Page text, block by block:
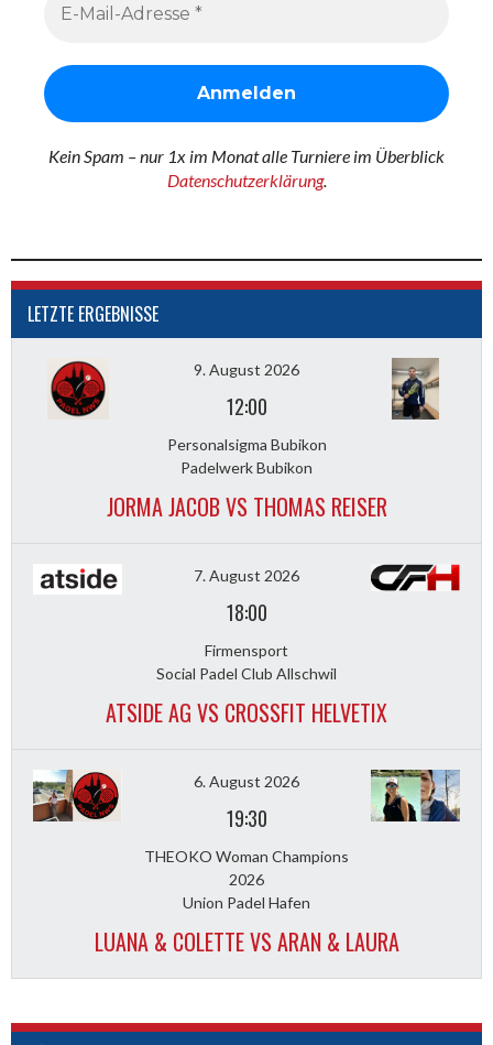
Kein Spam – nur 1x im Monat alle Turniere im Überblick
Datenschutzerklärung.
LETZTE ERGEBNISSE
9. August 2026
12:00
Personalsigma Bubikon
Padelwerk Bubikon
JORMA JACOB VS THOMAS REISER
7. August 2026
18:00
Firmensport
Social Padel Club Allschwil
ATSIDE AG VS CROSSFIT HELVETIX
6. August 2026
19:30
THEOKO Woman Champions
2026
Union Padel Hafen
LUANA & COLETTE VS ARAN & LAURA